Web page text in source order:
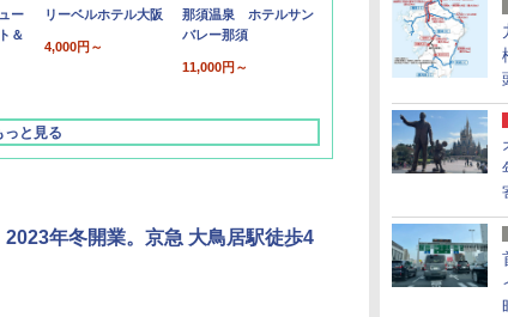
ー
＆
リーベルホテル大阪
4,000円～
那須温泉 ホテルサン
バレー那須
11,000円～
っと見る
2023年冬開業。京急 大鳥居駅徒歩4